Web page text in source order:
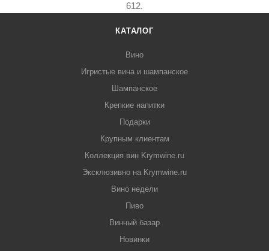
612.
КАТАЛОГ
Вино
Игристые вина и шампанское
Шампанское
Крепкие напитки
Подарки
Крупным клиентам
Коллекция вин Krymwine.ru
Эксклюзивно на Krymwine.ru
Вино недели
Пиво
Винный базар
Новинки